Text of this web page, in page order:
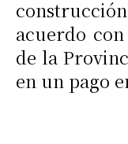
acuerdo
de la
en un pago